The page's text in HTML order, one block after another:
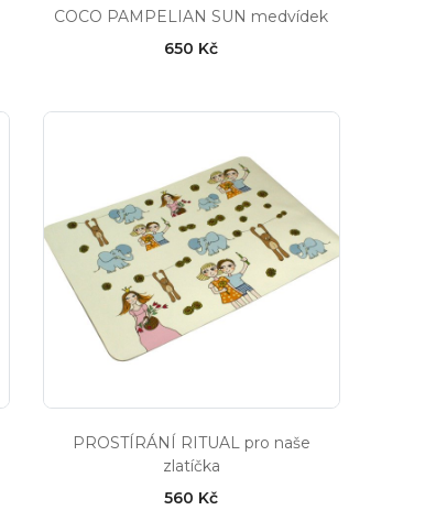
COCO PAMPELIAN SUN medvídek
650 Kč
PROSTÍRÁNÍ RITUAL pro naše
zlatíčka
560 Kč